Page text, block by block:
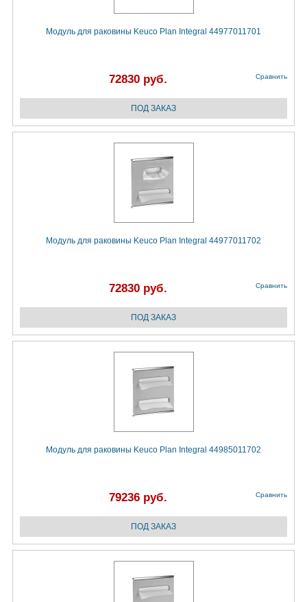
Модуль для раковины Keuco Plan Integral 44977011701
72830 руб. Сравнить
Модуль для раковины Keuco Plan Integral 44977011702
72830 руб. Сравнить
Модуль для раковины Keuco Plan Integral 44985011702
79236 руб. Сравнить